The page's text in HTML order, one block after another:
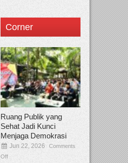
Corner
Ruang Publik yang
Sehat Jadi Kunci
Menjaga Demokrasi
Jun 22, 2026
Comments
Off